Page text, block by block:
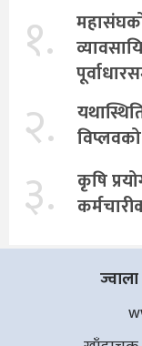
१.
२.
३.
कृषि
ज्वाला